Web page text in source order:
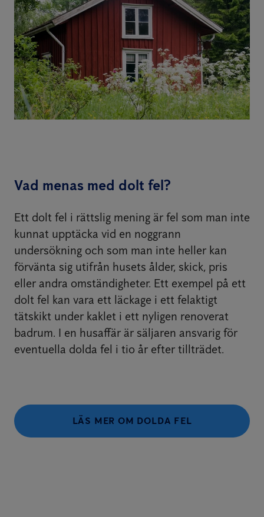
Vad menas med dolt fel?
Ett dolt fel i rättslig mening är fel som man inte
kunnat upptäcka vid en noggrann
undersökning och som man inte heller kan
förvänta sig utifrån husets ålder, skick, pris
eller andra omständigheter. Ett exempel på ett
dolt fel kan vara ett läckage i ett felaktigt
tätskikt under kaklet i ett nyligen renoverat
badrum. I en husaffär är säljaren ansvarig för
eventuella dolda fel i tio år efter tillträdet.
LÄS MER OM DOLDA FEL